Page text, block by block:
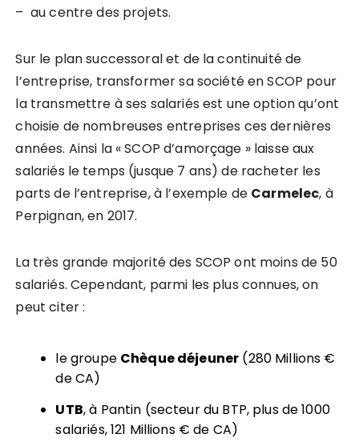
– au centre des projets.
Sur le plan successoral et de la continuité de
l’entreprise, transformer sa société en SCOP pour
la transmettre à ses salariés est une option qu’ont
choisie de nombreuses entreprises ces dernières
années. Ainsi la « SCOP d’amorçage » laisse aux
salariés le temps (jusque 7 ans) de racheter les
parts de l’entreprise, à l’exemple de Carmelec, à
Perpignan, en 2017.
La très grande majorité des SCOP ont moins de 50
salariés. Cependant, parmi les plus connues, on
peut citer :
le groupe Chèque déjeuner (280 Millions €
de CA)
UTB, à Pantin (secteur du BTP, plus de 1000
salariés, 121 Millions € de CA)